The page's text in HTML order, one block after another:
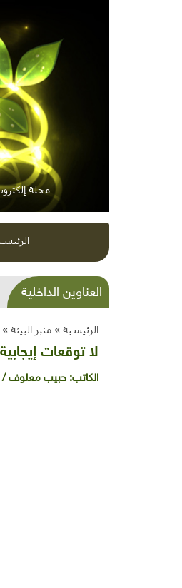
مجلة
العناوين الداخلية
الرئيسية » منبر البيئة »
لا توقعات إيجابية من قمة
الكاتب: حبيب معلوف /